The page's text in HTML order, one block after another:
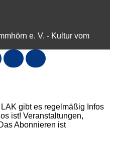
e. V. - Kultur vom
gibt es regelmäßig Infos
ist! Veranstaltungen,
Abonnieren ist